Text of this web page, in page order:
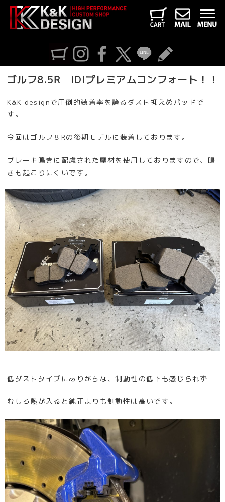
ゴルフ8.5R IDIプレミアムコンフォート！！
K&K designで圧倒的装着率を誇るダスト抑えめパッドで
す。
今回はゴルフ８Rの後期モデルに装着しております。
ブレーキ鳴きに配慮された摩材を使用しておりますので、鳴
きも起こりにくいです。
低ダストタイプにありがちな、制動性の低下も感じられず
むしろ熱が入ると純正よりも制動性は高いです。